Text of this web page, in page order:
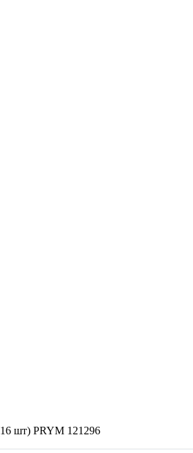
шт) PRYM 121296